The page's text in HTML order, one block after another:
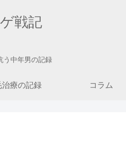
戦記
う中年男の記録
治療の記録 コラム